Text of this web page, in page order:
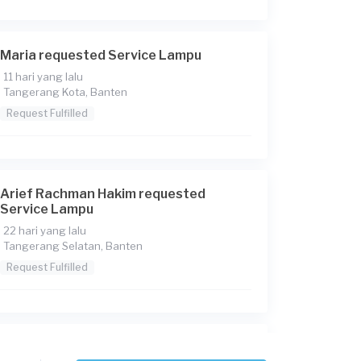
Maria requested Service Lampu
11 hari yang lalu
Tangerang Kota, Banten
Request Fulfilled
Arief Rachman Hakim requested
Service Lampu
22 hari yang lalu
Tangerang Selatan, Banten
Request Fulfilled